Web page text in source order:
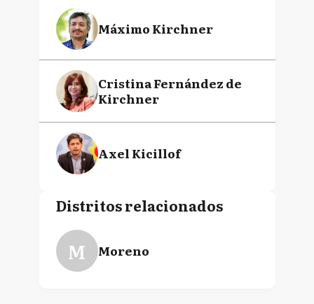
Máximo Kirchner
Cristina Fernández de
Kirchner
Axel Kicillof
Distritos relacionados
M Moreno